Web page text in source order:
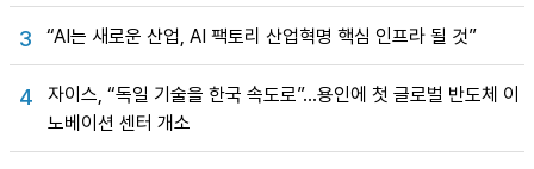
3 “AI는 새로운 산업, AI 팩토리 산업혁명 핵심 인프라 될 것”
4
자이스, “독일 기술을 한국 속도로”…용인에 첫 글로벌 반도체 이
노베이션 센터 개소